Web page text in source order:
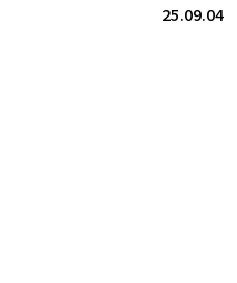
25.09.04